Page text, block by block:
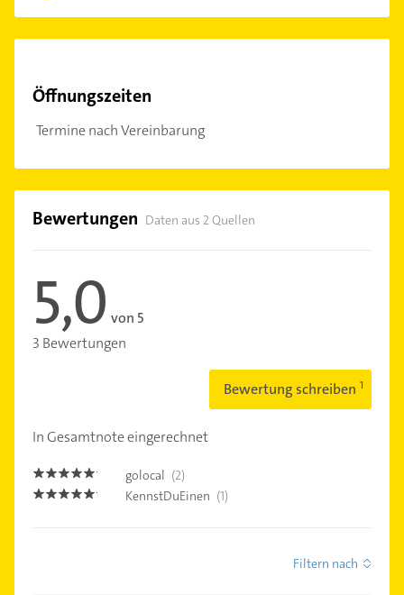
Öffnungszeiten
Termine nach Vereinbarung
Bewertungen Daten aus 2 Quellen
5,0 von 5
3 Bewertungen
Bewertung schreiben
In Gesamtnote eingerechnet
5.0 golocal (2)
5.0 KennstDuEinen (1)
Filtern nach